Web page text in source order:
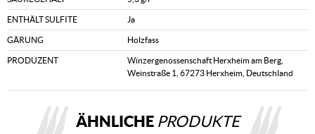
ENTHÄLT SULFITE Ja
GÄRUNG Holzfass
PRODUZENT
Winzergenossenschaft Herxheim am Berg,
Weinstraße 1, 67273 Herxheim, Deutschland
ÄHNLICHE PRODUKTE